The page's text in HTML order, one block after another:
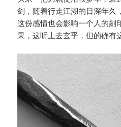
剑，随着行走江湖的日深年久
这份感情也会影响一个人的刻
果，这听上去玄乎，但的确有